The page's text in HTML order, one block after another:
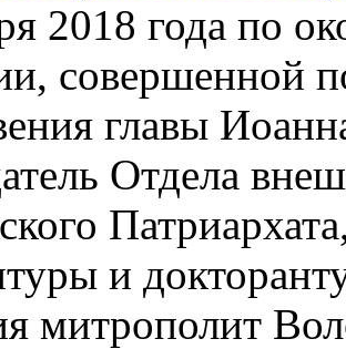
2018 года по
совершенной
главы
Отдела
и
митрополит